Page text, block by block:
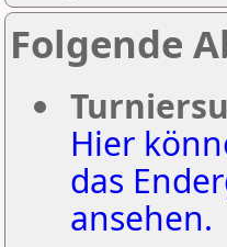
Folgende
Hier
das
ansehen.